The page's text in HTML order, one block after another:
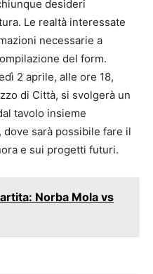
desideri
Le realtà interessate
necessarie a
del form.
2 aprile, alle ore 18,
di Città, si svolgerà un
tavolo insieme
dove sarà possibile fare il
e sui progetti futuri.
Norba Mola vs